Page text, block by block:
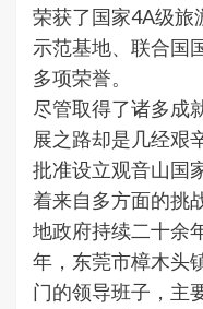
荣获了国家4A级旅
示范基地、联合国
多项荣誉。
尽管取得了诸多成
展之路却是几经艰
批准设立观音山国
着来自多方面的挑
地政府持续二十余
年，东莞市樟木头
门的领导班子，主